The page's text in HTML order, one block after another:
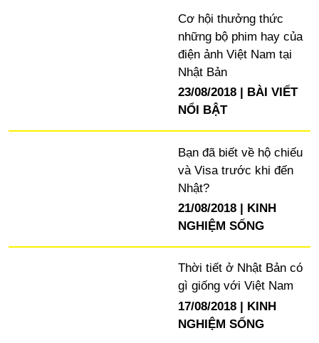
Cơ hội thưởng thức
những bộ phim hay của
điện ảnh Việt Nam tại
Nhật Bản
23/08/2018
BÀI VIẾT
NỔI BẬT
Bạn đã biết về hộ chiếu
và Visa trước khi đến
Nhật?
21/08/2018
KINH
NGHIỆM SỐNG
Thời tiết ở Nhật Bản có
gì giống với Việt Nam
17/08/2018
KINH
NGHIỆM SỐNG